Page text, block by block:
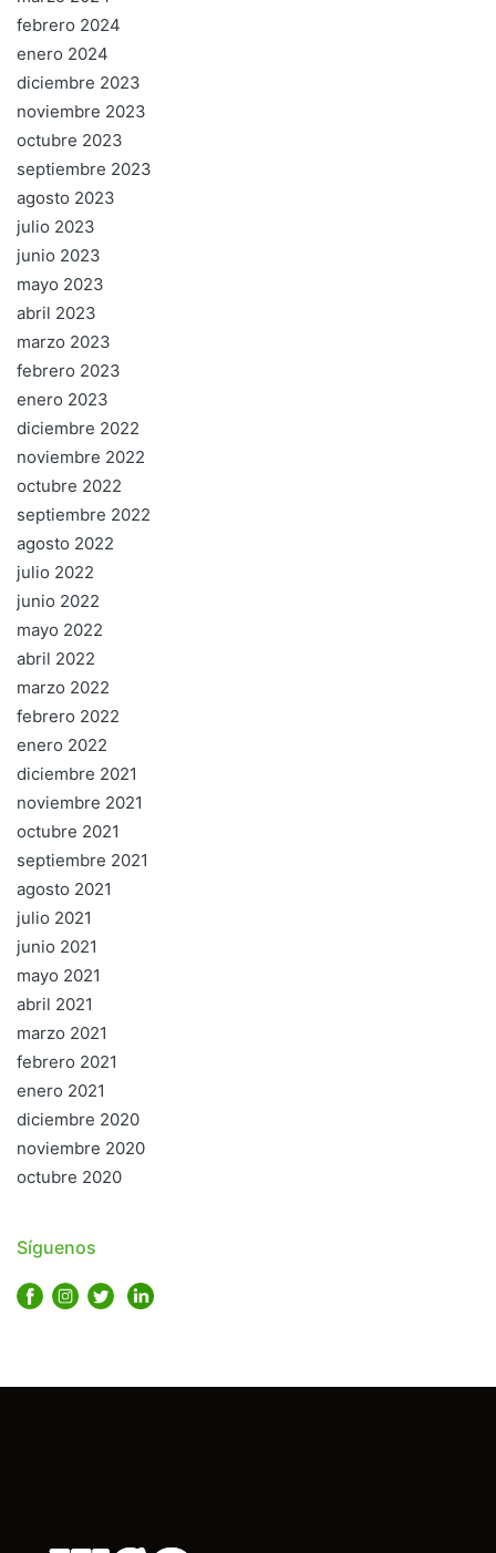
febrero 2024
enero 2024
diciembre 2023
noviembre 2023
octubre 2023
septiembre 2023
agosto 2023
julio 2023
junio 2023
mayo 2023
abril 2023
marzo 2023
febrero 2023
enero 2023
diciembre 2022
noviembre 2022
octubre 2022
septiembre 2022
agosto 2022
julio 2022
junio 2022
mayo 2022
abril 2022
marzo 2022
febrero 2022
enero 2022
diciembre 2021
noviembre 2021
octubre 2021
septiembre 2021
agosto 2021
julio 2021
junio 2021
mayo 2021
abril 2021
marzo 2021
febrero 2021
enero 2021
diciembre 2020
noviembre 2020
octubre 2020
Síguenos